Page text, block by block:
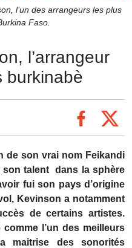
l’un des arrangeurs les plus
Faso.
l’arrangeur
burkinabè
de son vrai nom Feikandi
son talent dans la sphère
fui son pays d’origine
Kevinson a notamment
de certains artistes.
l’un des meilleurs
maitrise des sonorités